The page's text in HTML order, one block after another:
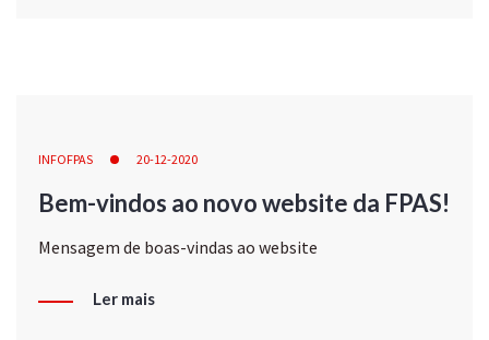
INFOFPAS 20-12-2020
Bem-vindos ao novo website da FPAS!
Mensagem de boas-vindas ao website
Ler mais